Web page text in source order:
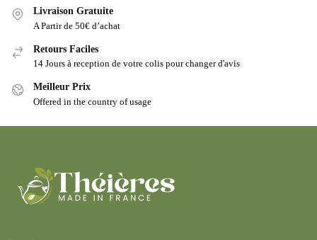
Livraison Gratuite
A Partir de 50€ d’achat
Retours Faciles
14 Jours à reception de votre colis pour changer d'avis
Meilleur Prix
Offered in the country of usage